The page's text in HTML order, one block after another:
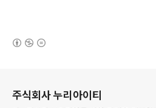
주식회사 누리아이티